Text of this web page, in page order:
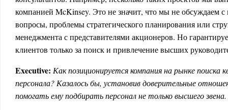
компанией McKinsey. Это не значит, что мы не обсуждаем
вопросы, проблемы стратегического планирования или
менеджмента с представителями акционеров. Но
клиентов только за поиск и привлечение высших
Executive: Как позиционируется компания на рынке поиска
персонала? Казалось бы, установив доверительные
помогать ему подбирать персонал не только высшего звена.